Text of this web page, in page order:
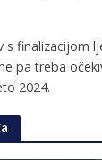
s finalizacijom
pa treba
2024.